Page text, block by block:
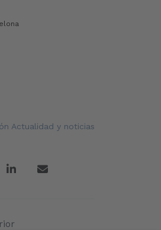
Actualidad y noticias